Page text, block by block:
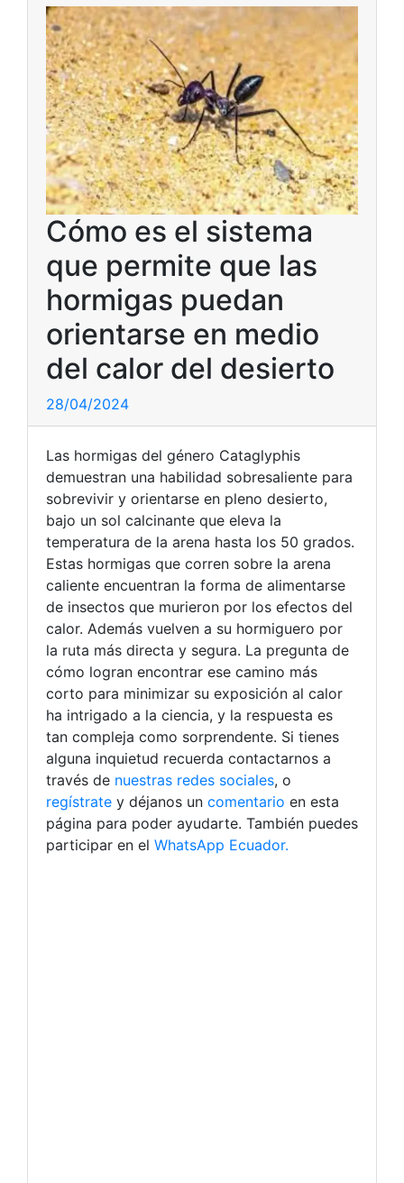
Cómo es el sistema
que permite que las
hormigas puedan
orientarse en medio
del calor del desierto
28/04/2024
Las hormigas del género Cataglyphis
demuestran una habilidad sobresaliente para
sobrevivir y orientarse en pleno desierto,
bajo un sol calcinante que eleva la
temperatura de la arena hasta los 50 grados.
Estas hormigas que corren sobre la arena
caliente encuentran la forma de alimentarse
de insectos que murieron por los efectos del
calor. Además vuelven a su hormiguero por
la ruta más directa y segura. La pregunta de
cómo logran encontrar ese camino más
corto para minimizar su exposición al calor
ha intrigado a la ciencia, y la respuesta es
tan compleja como sorprendente. Si tienes
alguna inquietud recuerda contactarnos a
través de nuestras redes sociales, o
regístrate y déjanos un comentario en esta
página para poder ayudarte. También puedes
participar en el WhatsApp Ecuador.